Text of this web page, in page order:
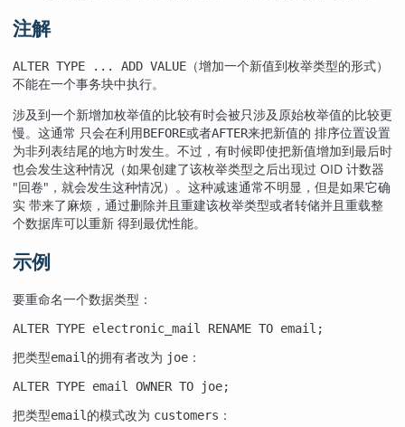
注解
ALTER TYPE ... ADD VALUE （增加一个新值到枚举类型的形式）
不能在一个事务块中执行。
涉及到一个新增加枚举值的比较有时会被只涉及原始枚举值的比较更
慢。这通常 只会在利用BEFORE或者AFTER来把新值的 排序位置设置
为非列表结尾的地方时发生。不过，有时候即使把新值增加到最后时
也会发生这种情况（如果创建了该枚举类型之后出现过 OID 计数器
"回卷" ，就会发生这种情况）。这种减速通常不明显，但是如果它确
实 带来了麻烦，通过删除并且重建该枚举类型或者转储并且重载整
个数据库可以重新 得到最优性能。
示例
要重命名一个数据类型：
ALTER TYPE electronic_mail RENAME TO email;
把类型email 的拥有者改为 joe ：
ALTER TYPE email OWNER TO joe;
把类型email 的模式改为 customers ：